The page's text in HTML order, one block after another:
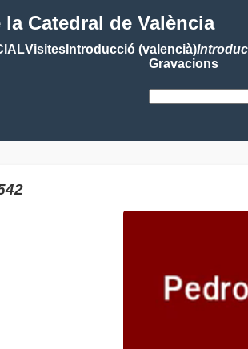
la Catedral de València
VisitesIntroducció (valencià)
Gravacions